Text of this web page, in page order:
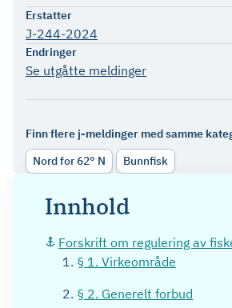
Erstatter
J-244-2024
Endringer
Se utgåtte meldinger
Finn flere j-meldinger med samme
Nord for 62° N
Bunnfisk
Innhold
Forskrift om regulering av
§ 1. Virkeområde
§ 2. Generelt forbud